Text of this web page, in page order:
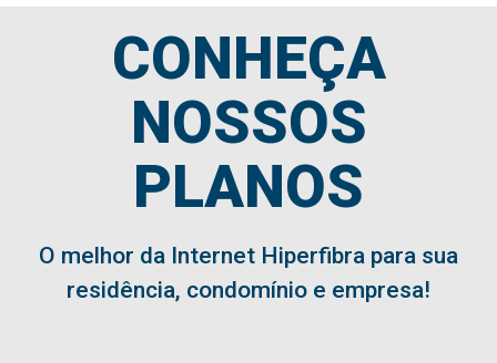
CONHEÇA
NOSSOS
PLANOS
O melhor da Internet Hiperfibra para sua
residência, condomínio e empresa!